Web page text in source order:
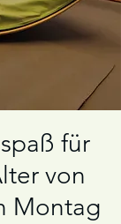
für
von
Montag